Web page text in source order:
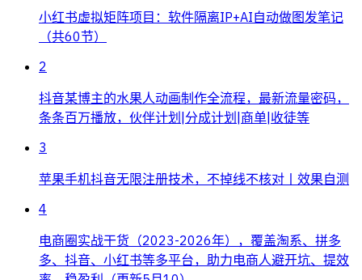
小红书虚拟矩阵项目：软件隔离IP+AI自动做图发笔记
（共60节）
2
抖音某博主的水果人动画制作全流程，最新流量密码，
条条百万播放，伙伴计划|分成计划|商单|收徒等
3
苹果手机抖音无限注册技术，不掉线不核对丨效果自测
4
电商圈实战干货（2023-2026年），覆盖淘系、拼多
多、抖音、小红书等多平台，助力电商人避开坑、提效